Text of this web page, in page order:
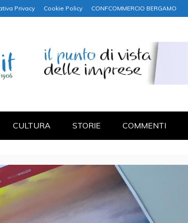
Privacy Cookie Policy CONFCOMMERCIO BERGAMO
CULTURA STORIE COMMENTI